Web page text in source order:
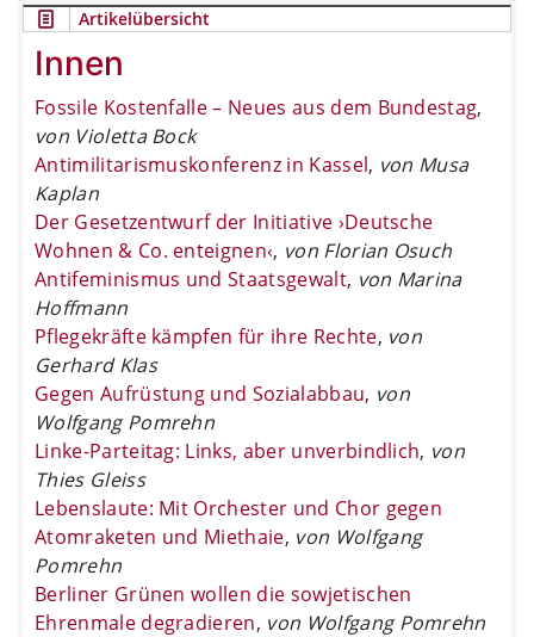
Artikelübersicht
Innen
Fossile Kostenfalle – Neues aus dem Bundestag,
von Violetta Bock
Antimilitarismuskonferenz in Kassel, von Musa
Kaplan
Der Gesetzentwurf der Initiative ›Deutsche
Wohnen & Co. enteignen‹, von Florian Osuch
Antifeminismus und Staatsgewalt, von Marina
Hoffmann
Pflegekräfte kämpfen für ihre Rechte, von
Gerhard Klas
Gegen Aufrüstung und Sozialabbau, von
Wolfgang Pomrehn
Linke-Parteitag: Links, aber unverbindlich, von
Thies Gleiss
Lebenslaute: Mit Orchester und Chor gegen
Atomraketen und Miethaie, von Wolfgang
Pomrehn
Berliner Grünen wollen die sowjetischen
Ehrenmale degradieren, von Wolfgang Pomrehn